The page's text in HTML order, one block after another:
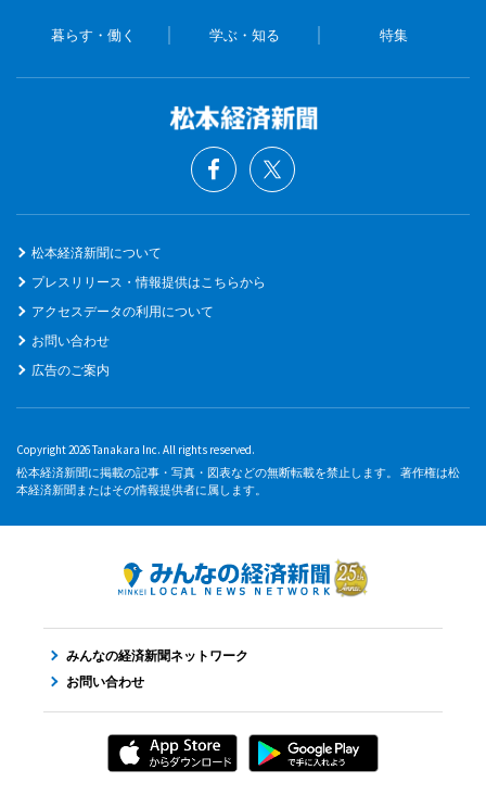
暮らす・働く 学ぶ・知る 特集
松本経済新聞について
プレスリリース・情報提供はこちらから
アクセスデータの利用について
お問い合わせ
広告のご案内
Copyright 2026 Tanakara Inc. All rights reserved.
松本経済新聞に掲載の記事・写真・図表などの無断転載を禁止します。 著作権は松
本経済新聞またはその情報提供者に属します。
みんなの経済新聞ネットワーク
お問い合わせ